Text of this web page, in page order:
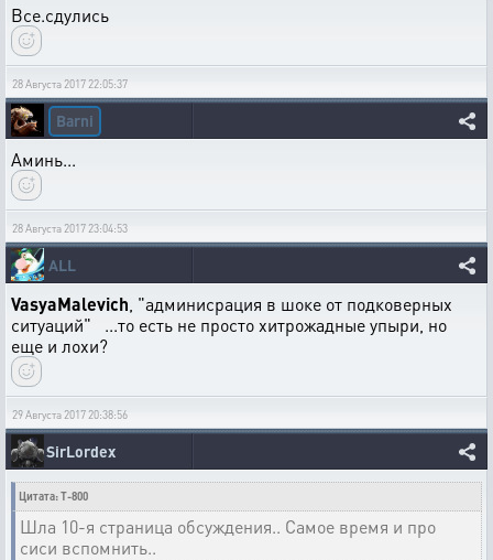
Все.сдулись
28 Августа 2017 22:05:37
Barni
Аминь...
28 Августа 2017 23:04:53
ALL
VasyaMalevich , "админисрация в шоке от подковерных
ситуаций" ...то есть не просто хитрожадные упыри, но
еще и лохи?
29 Августа 2017 20:38:56
SirLordex
Цитата: T-800
Шла 10-я страница обсуждения.. Самое время и про
сиси вспомнить..